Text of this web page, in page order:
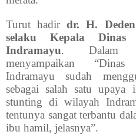
Turut hadirdr. H.
selaku Kepala Dinas
Indramayu. Dalam
menyampaikan
Indramayu sudah
sebagai salah satu
stunting di wilayah
tentunya sangat terbantu
ibu hamil, jelasnya”.